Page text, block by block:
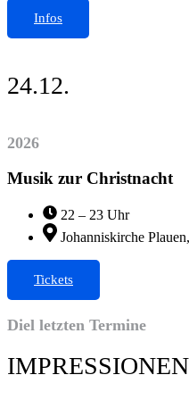
Infos
24.12.
2026
Musik zur Christnacht
22 – 23 Uhr
Johanniskirche
Tickets
Diel letzten Termine
IMPRESSIONEN